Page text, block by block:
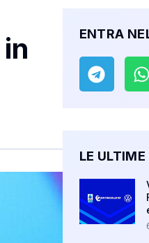
ENTRA
LE